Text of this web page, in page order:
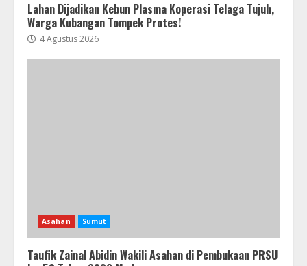
Lahan Dijadikan Kebun Plasma Koperasi Telaga Tujuh,
Warga Kubangan Tompek Protes!
4 Agustus 2026
Asahan Sumut
Taufik Zainal Abidin Wakili Asahan di Pembukaan PRSU